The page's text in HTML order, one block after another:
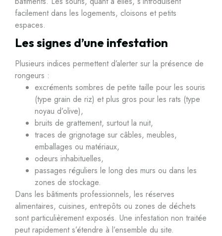
facilement dans les logements, cloisons et petits
espaces.
Les signes d’une infestation
Plusieurs indices permettent d’alerter sur la présence de
rongeurs :
excréments sombres de petite taille pour les souris
(type grain de riz) et plus gros pour les rats (type
noyau d’olive),
bruits de grattement, surtout la nuit,
traces de grignotage sur câbles, meubles,
emballages ou matériaux,
odeurs inhabituelles,
passages réguliers le long des murs ou dans les
zones de stockage.
Dans les bâtiments professionnels, les réserves
alimentaires, cuisines, entrepôts ou zones de déchets
sont particulièrement exposés. Une infestation non traitée
peut rapidement s’étendre à l’ensemble du site.